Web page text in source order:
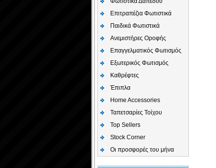
Επιτραπέζια Φωτιστικά
Παιδικά Φωτιστικά
Aνεμιστήρες Οροφής
Επαγγελματικός Φωτισμός
Εξωτερικός Φωτισμός
Καθρέφτες
Έπιπλα
Home Accessories
Ταπετσαρίες Τοίχου
Top Sellers
Stock Corner
Οι προσφορές του μήνα